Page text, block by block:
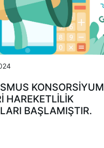
KONSORSİYUM
HAREKETLİLİK
BAŞLAMIŞTIR.